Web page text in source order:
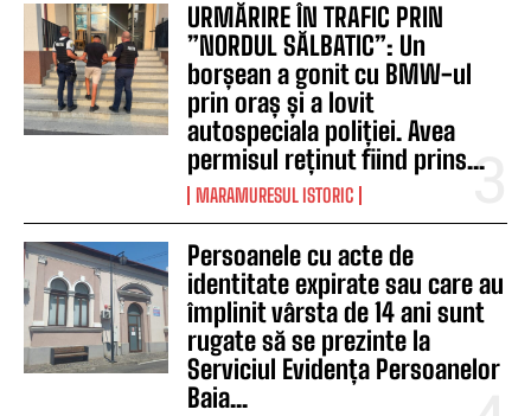
URMĂRIRE ÎN TRAFIC PRIN
”NORDUL SĂLBATIC”: Un
borșean a gonit cu BMW-ul
prin oraș și a lovit
autospeciala poliției. Avea
permisul reținut fiind prins...
MARAMURESUL ISTORIC
Persoanele cu acte de
identitate expirate sau care au
împlinit vârsta de 14 ani sunt
rugate să se prezinte la
Serviciul Evidența Persoanelor
Baia...